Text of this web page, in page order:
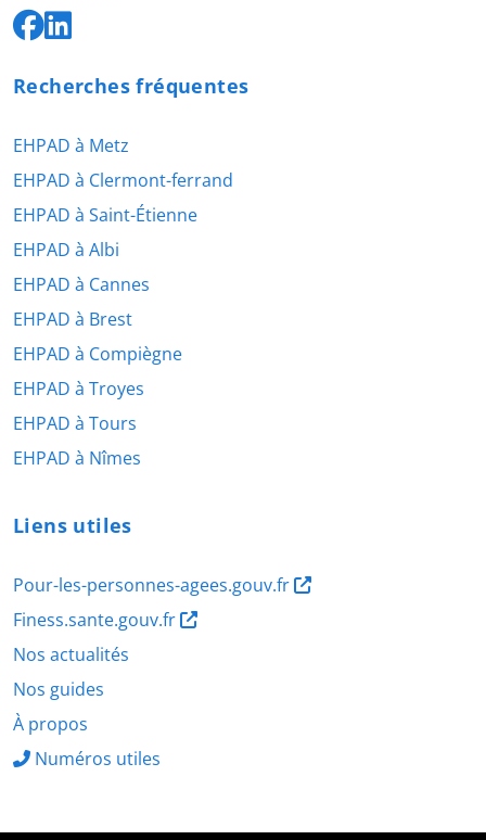
Recherches fréquentes
EHPAD à Metz
EHPAD à Clermont-ferrand
EHPAD à Saint-Étienne
EHPAD à Albi
EHPAD à Cannes
EHPAD à Brest
EHPAD à Compiègne
EHPAD à Troyes
EHPAD à Tours
EHPAD à Nîmes
Liens utiles
Pour-les-personnes-agees.gouv.fr
Finess.sante.gouv.fr
Nos actualités
Nos guides
À propos
Numéros utiles